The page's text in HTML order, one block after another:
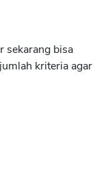
sekarang bisa
kriteria agar